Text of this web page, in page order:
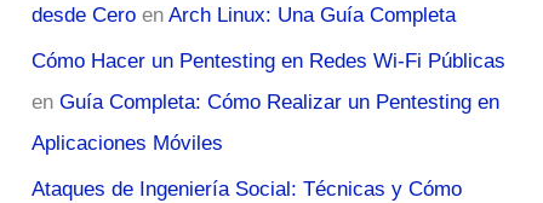
desde Cero enArch Linux: Una Guía Completa
Cómo Hacer un Pentesting en Redes Wi-Fi Públicas
enGuía Completa: Cómo Realizar un Pentesting en
Aplicaciones Móviles
Ataques de Ingeniería Social: Técnicas y Cómo